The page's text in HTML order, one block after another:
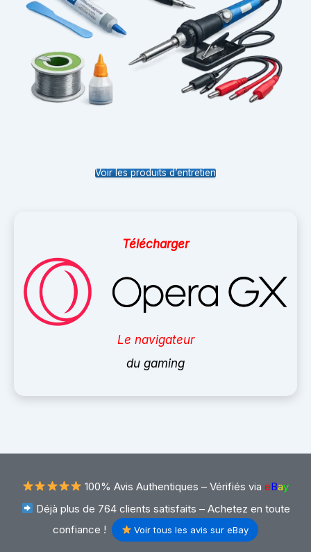
Voir les produits d’entretien
Télécharger
Le navigateur
du gaming
100% Avis Authentiques – Vérifiés via eBay
Déjà plus de 764 clients satisfaits – Achetez en toute
confiance !
Voir tous les avis sur eBay